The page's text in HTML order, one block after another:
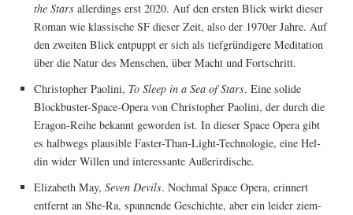
the Starsaller­dings erst 2020. Auf den ers­ten Blick wirkt die­ser
Roman wie klas­si­sche SF die­ser Zeit, also der 1970er Jah­re. Auf
den zwei­ten Blick ent­puppt er sich als tief­grün­di­ge­re Medi­ta­ti­on
über die Natur des Men­schen, über Macht und Fortschritt.
Chris­to­pher Pao­li­ni, To Sleep in a Sea of Stars. Eine soli­de
Block­bus­ter-Space-Ope­ra von Chris­to­pher Pao­li­ni, der durch die
Era­gon-Rei­he bekannt gewor­den ist. In die­ser Space Ope­ra gibt
es halb­wegs plau­si­ble Fas­ter-Than-Light-Tech­no­lo­gie, eine Hel­
din wider Wil­len und inter­es­san­te Außerirdische.
Eliza­beth May, Seven Devils. Noch­mal Space Ope­ra, erin­nert
ent­fernt an She-Ra, span­nen­de Geschich­te, aber ein lei­der ziem­